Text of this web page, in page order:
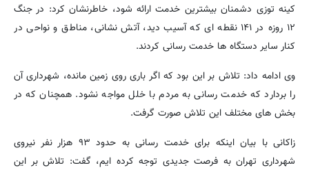
کینه توزی دشمنان بیشترین خدمت ارائه شود، خاطرنشان کرد: در جنگ
۱۲ روزه در ۱۴۱ نقطه ای که آسیب دید، آتش نشانی، مناطق و نواحی در
کنار سایر دستگاه ها خدمت رسانی کردند.
وی ادامه داد: تلاش بر این بود که اگر باری روی زمین مانده، شهرداری آن
را بردارد که خدمت رسانی به مردم با خلل مواجه نشود. همچنان که در
بخش های مختلف این تلاش صورت گرفت.
زاکانی با بیان اینکه برای خدمت رسانی به حدود ۹۳ هزار نفر نیروی
شهرداری تهران به فرصت جدیدی توجه کرده ایم، گفت: تلاش بر این